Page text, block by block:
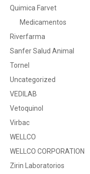
Quimica Farvet
Medicamentos
Riverfarma
Sanfer Salud Animal
Tornel
Uncategorized
VEDILAB
Vetoquinol
Virbac
WELLCO
WELLCO CORPORATION
Zirin Laboratorios